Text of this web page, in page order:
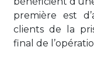
première est
clients de la
final de